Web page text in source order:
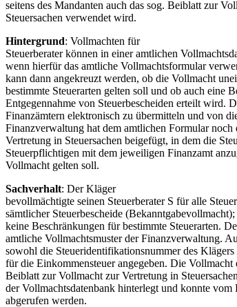
seitens des Mandanten auch das sog. Beiblatt zur
Steuersachen verwendet wird.
Hintergrund: Vollmachten für
Steuerberater können in einer amtlichen
wenn hierfür das amtliche Vollmachtsformular
kann dann angekreuzt werden, ob die Vollmacht
bestimmte Steuerarten gelten soll und ob auch eine
Entgegennahme von Steuerbescheiden erteilt wird.
Finanzämtern elektronisch zu übermitteln und von
Finanzverwaltung hat dem amtlichen Formular
Vertretung in Steuersachen beigefügt, in dem die
Steuerpflichtigen mit dem jeweiligen Finanzamt
Vollmacht gelten soll.
Sachverhalt: Der Kläger
bevollmächtigte seinen Steuerberater S für alle
sämtlicher Steuerbescheide
keine Beschränkungen für bestimmte Steuerarten.
amtliche Vollmachtsmuster der Finanzverwaltung.
sowohl die Steueridentifikationsnummer des Klägers
für die Einkommensteuer angegeben. Die Vollmacht
Beiblatt zur Vollmacht zur Vertretung in
der Vollmachtsdatenbank hinterlegt und konnte vom
abgerufen werden.